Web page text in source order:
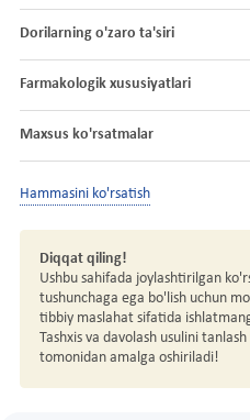
Dorilarning o'zaro ta'siri
Farmakologik xususiyatlari
Maxsus ko'rsatmalar
Hammasini ko'rsatish
Diqqat qiling!
Ushbu sahifada joylashtirilgan
tushunchaga ega bo'lish uchun
tibbiy maslahat sifatida
Tashxis va davolash usulini
tomonidan amalga oshiriladi!